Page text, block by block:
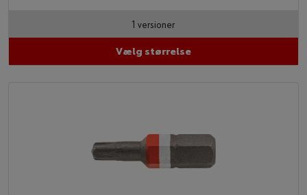
1 versioner
Vælg størrelse